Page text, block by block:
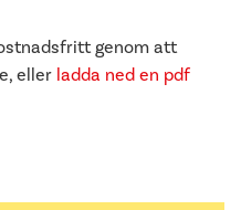
genom att
eller ladda ned en pdf